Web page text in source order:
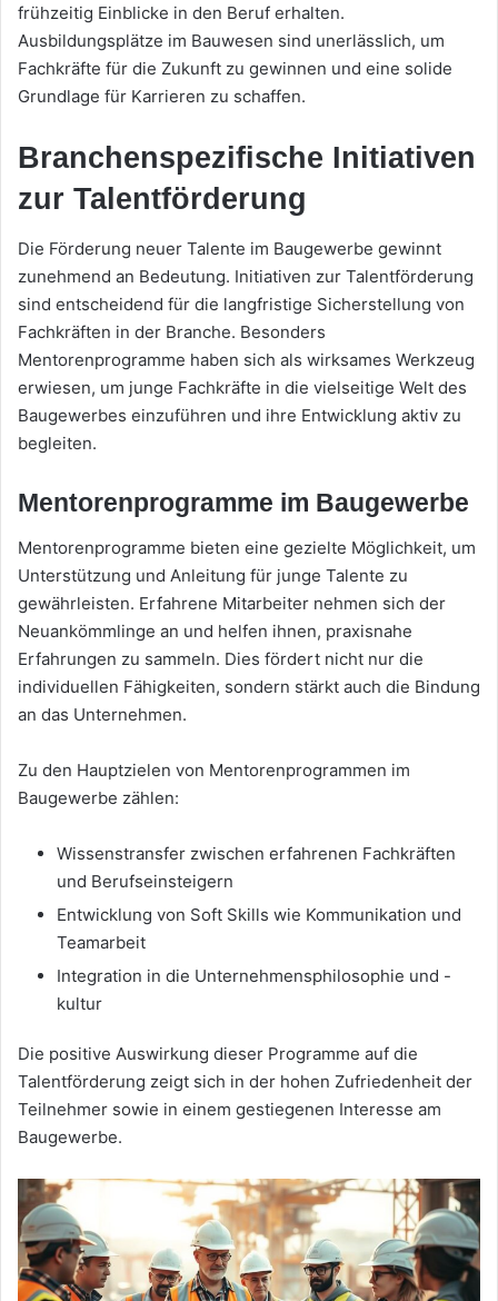
frühzeitig Einblicke in den Beruf erhalten.
Ausbildungsplätze im Bauwesen sind unerlässlich, um
Fachkräfte für die Zukunft zu gewinnen und eine solide
Grundlage für Karrieren zu schaffen.
Branchenspezifische Initiativen
zur Talentförderung
Die Förderung neuer Talente im Baugewerbe gewinnt
zunehmend an Bedeutung. Initiativen zur Talentförderung
sind entscheidend für die langfristige Sicherstellung von
Fachkräften in der Branche. Besonders
Mentorenprogramme haben sich als wirksames Werkzeug
erwiesen, um junge Fachkräfte in die vielseitige Welt des
Baugewerbes einzuführen und ihre Entwicklung aktiv zu
begleiten.
Mentorenprogramme im Baugewerbe
Mentorenprogramme bieten eine gezielte Möglichkeit, um
Unterstützung und Anleitung für junge Talente zu
gewährleisten. Erfahrene Mitarbeiter nehmen sich der
Neuankömmlinge an und helfen ihnen, praxisnahe
Erfahrungen zu sammeln. Dies fördert nicht nur die
individuellen Fähigkeiten, sondern stärkt auch die Bindung
an das Unternehmen.
Zu den Hauptzielen von Mentorenprogrammen im
Baugewerbe zählen:
Wissenstransfer zwischen erfahrenen Fachkräften
und Berufseinsteigern
Entwicklung von Soft Skills wie Kommunikation und
Teamarbeit
Integration in die Unternehmensphilosophie und -
kultur
Die positive Auswirkung dieser Programme auf die
Talentförderung zeigt sich in der hohen Zufriedenheit der
Teilnehmer sowie in einem gestiegenen Interesse am
Baugewerbe.